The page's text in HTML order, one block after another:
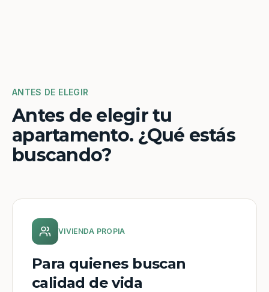
ANTES DE ELEGIR
Antes de elegir tu
apartamento. ¿Qué estás
buscando?
VIVIENDA PROPIA
Para quienes buscan
calidad de vida